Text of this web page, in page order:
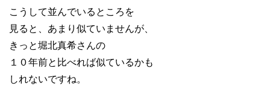
こうして並んでいるところを
見ると、あまり似ていませんが、
きっと堀北真希さんの
１０年前と比べれば似ているかも
しれないですね。